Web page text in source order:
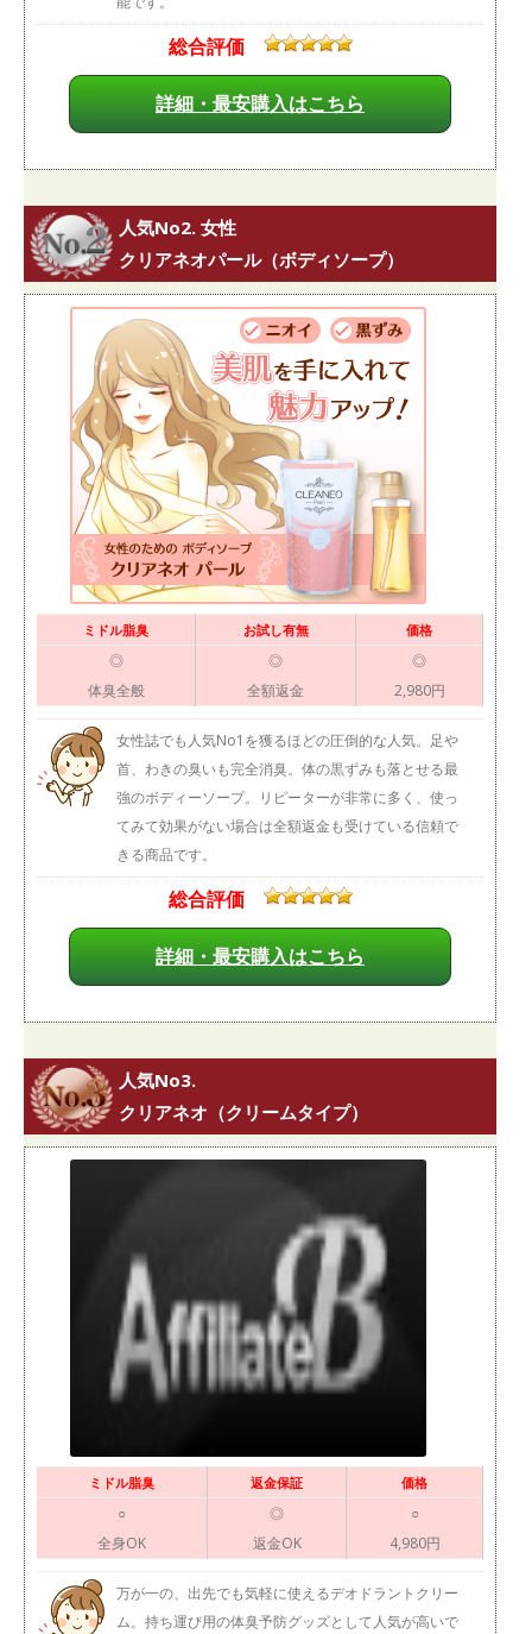
総合評価
詳細・最安購入はこちら
人気No2. 女性
クリアネオパール（ボディソープ）
ミドル脂臭 お試し有無 価格
◎
体臭全般
◎
全額返金
◎
2,980円
女性誌でも人気No1を獲るほどの圧倒的な人気。足や
首、わきの臭いも完全消臭。体の黒ずみも落とせる最
強のボディーソープ。リピーターが非常に多く、使っ
てみて効果がない場合は全額返金も受けている信頼で
きる商品です。
総合評価
詳細・最安購入はこちら
人気No3.
クリアネオ（クリームタイプ）
ミドル脂臭 返金保証 価格
○
全身OK
◎
返金OK
○
4,980円
万が一の、出先でも気軽に使えるデオドラントクリー
ム。持ち運び用の体臭予防グッズとして人気が高いで